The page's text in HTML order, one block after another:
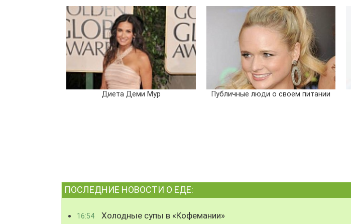
Диета Деми Мур Публичные люди о своем питании
ПОСЛЕДНИЕ НОВОСТИ О ЕДЕ:
16:54 Холодные супы в «Кофемании»